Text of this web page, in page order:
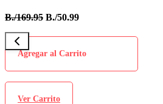
B./169.95 B./50.99
Agregar al Carrito
Ver Carrito